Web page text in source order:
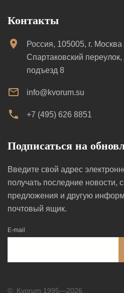
Контакты
Россия, 105005, г. Москва
Спартаковский
подъезд 8
info@kvorum.su
+7 (495) 626 8851
Подписаться на
Введите свой адрес
получать последние новости,
предложения и другую
почтовый ящик.
E-mail
© Kvorum 1995—2026